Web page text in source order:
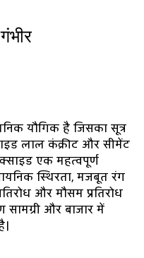
यौगिक है जिसका सूत्र
लाल कंक्रीट और सीमेंट
एक महत्वपूर्ण
स्थिरता, मजबूत रंग
और मौसम प्रतिरोध
सामग्री और बाजार में